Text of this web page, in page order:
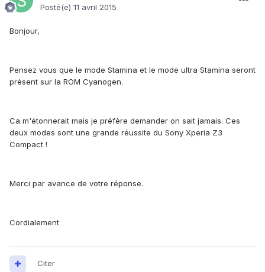
Posté(e) 11 avril 2015
Bonjour,
Pensez vous que le mode Stamina et le mode ultra Stamina seront
présent sur la ROM Cyanogen.
Ca m'étonnerait mais je préfère demander on sait jamais. Ces
deux modes sont une grande réussite du Sony Xperia Z3
Compact !
Merci par avance de votre réponse.
Cordialement
Citer